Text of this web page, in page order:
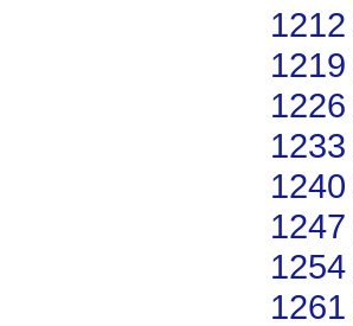
1212
1219
1226
1233
1240
1247
1254
1261